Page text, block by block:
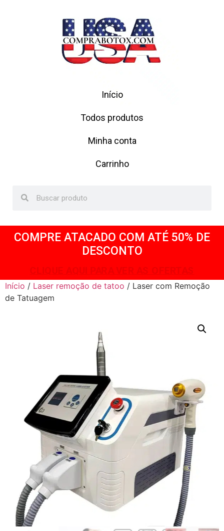
Início
Todos produtos
Minha conta
Carrinho
COMPRE ATACADO COM ATÉ 50% DE
DESCONTO
Início / Laser remoção de tatoo / Laser com Remoção
de Tatuagem